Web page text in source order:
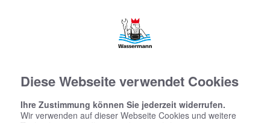
Diese Webseite verwendet Cookies
Ihre Zustimmung können Sie jederzeit widerrufen.
Wir verwenden auf dieser Webseite Cookies und weitere